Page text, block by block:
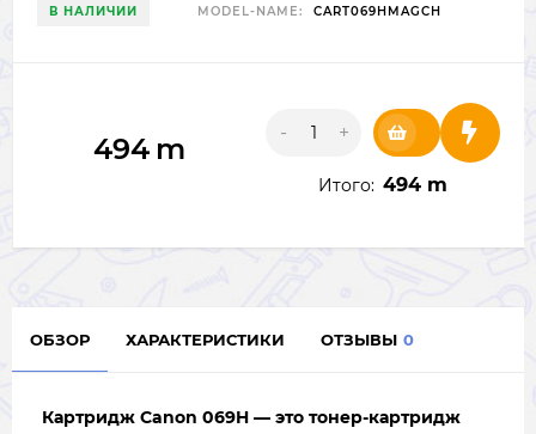
В НАЛИЧИИ MODEL-NAME: CART069HMAGCH
494 m - +
Итого: 494 m
ОБЗОР ХАРАКТЕРИСТИКИ ОТЗЫВЫ 0
Картридж Canon 069H — это тонер-картридж